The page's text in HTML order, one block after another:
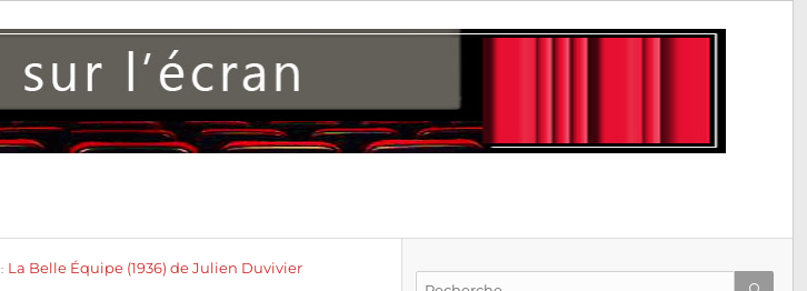
La Belle Équipe (1936) de Julien Duvivier
Recherche